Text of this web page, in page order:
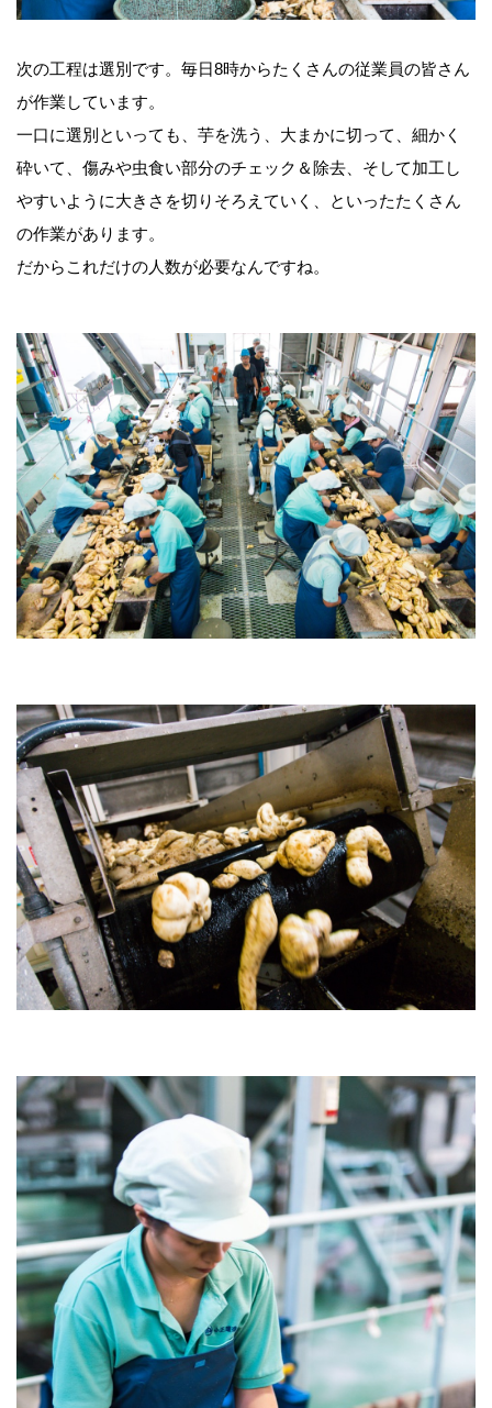
次の工程は選別です。毎日8時からたくさんの従業員の皆さん
が作業しています。
一口に選別といっても、芋を洗う、大まかに切って、細かく
砕いて、傷みや虫食い部分のチェック＆除去、そして加工し
やすいように大きさを切りそろえていく、といったたくさん
の作業があります。
だからこれだけの人数が必要なんですね。